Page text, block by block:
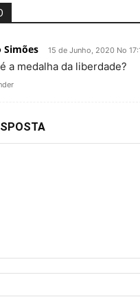
Simões 15 de Junho, 2020 No
a medalha da liberdade?